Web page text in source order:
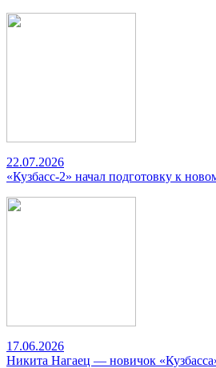
22.07.2026
«Кузбасс-2» начал подготовку к
17.06.2026
Никита Нагаец — новичок